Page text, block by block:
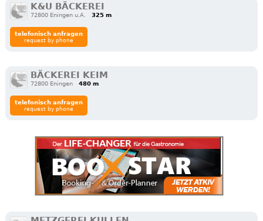
K&U BÄCKEREI
72800 Eningen u.A. 325 m
telefonisch anfragen
request by phone
BÄCKEREI KEIM
72800 Eningen 480 m
telefonisch anfragen
request by phone